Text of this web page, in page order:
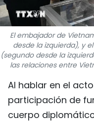
中
El embajador de
desde la izquierda), y
(segundo desde la
las relaciones entre
Al hablar en el
participación de
cuerpo